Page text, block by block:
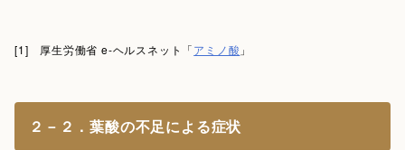
[1] 厚生労働省 e-ヘルスネット「アミノ酸 」
２－２．葉酸の不足による症状